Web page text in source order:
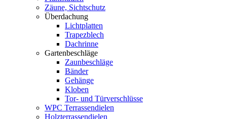
Zäune, Sichtschutz
Überdachung
Lichtplatten
Trapezblech
Dachrinne
Gartenbeschläge
Zaunbeschläge
Bänder
Gehänge
Kloben
Tor- und Türverschlüsse
WPC Terrassendielen
Holzterrassendielen